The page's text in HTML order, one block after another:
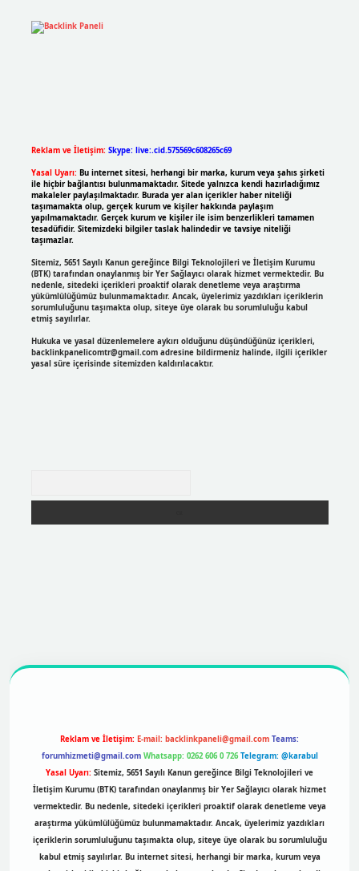
Reklam ve İletişim: Skype: live:.cid.575569c608265c69
Yasal Uyarı: Bu internet sitesi, herhangi bir marka, kurum veya şahıs şirketi
ile hiçbir bağlantısı bulunmamaktadır. Sitede yalnızca kendi hazırladığımız
makaleler paylaşılmaktadır. Burada yer alan içerikler haber niteliği
taşımamakta olup, gerçek kurum ve kişiler hakkında paylaşım
yapılmamaktadır. Gerçek kurum ve kişiler ile isim benzerlikleri tamamen
tesadüfidir. Sitemizdeki bilgiler taslak halindedir ve tavsiye niteliği
taşımazlar.
Sitemiz, 5651 Sayılı Kanun gereğince Bilgi Teknolojileri ve İletişim Kurumu
(BTK) tarafından onaylanmış bir Yer Sağlayıcı olarak hizmet vermektedir. Bu
nedenle, sitedeki içerikleri proaktif olarak denetleme veya araştırma
yükümlülüğümüz bulunmamaktadır. Ancak, üyelerimiz yazdıkları içeriklerin
sorumluluğunu taşımakta olup, siteye üye olarak bu sorumluluğu kabul
etmiş sayılırlar.
Hukuka ve yasal düzenlemelere aykırı olduğunu düşündüğünüz içerikleri,
backlinkpanelicomtr@gmail.comadresine bildirmeniz halinde, ilgili içerikler
yasal süre içerisinde sitemizden kaldırılacaktır.
Reklam ve İletişim: E-mail: backlinkpaneli@gmail.com Teams:
forumhizmeti@gmail.com Whatsapp: 0262 606 0 726 Telegram: @karabul
Yasal Uyarı: Sitemiz, 5651 Sayılı Kanun gereğince Bilgi Teknolojileri ve
İletişim Kurumu (BTK) tarafından onaylanmış bir Yer Sağlayıcı olarak hizmet
vermektedir. Bu nedenle, sitedeki içerikleri proaktif olarak denetleme veya
araştırma yükümlülüğümüz bulunmamaktadır. Ancak, üyelerimiz yazdıkları
içeriklerin sorumluluğunu taşımakta olup, siteye üye olarak bu sorumluluğu
kabul etmiş sayılırlar. Bu internet sitesi, herhangi bir marka, kurum veya